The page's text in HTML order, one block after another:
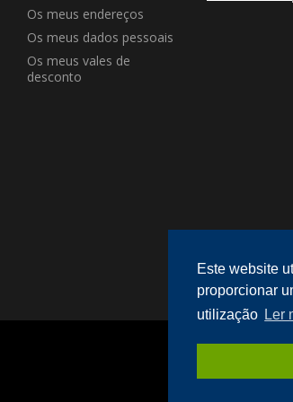
Este website
proporcionar
utilização Ler
Os meus endereços
Os meus dados pessoais
Os meus vales de
desconto